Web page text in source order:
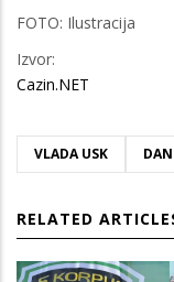
FOTO: Ilustracija
Izvor:
Cazin.NET
VLADA USK
RELATED